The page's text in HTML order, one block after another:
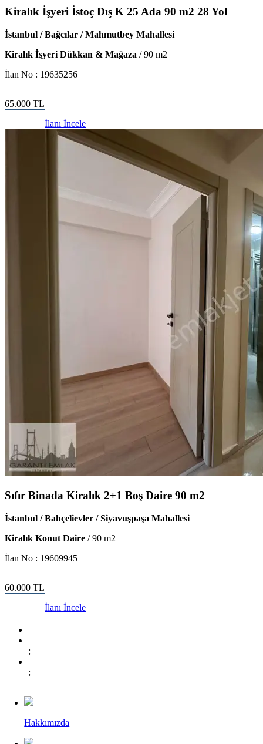
Kiralık İşyeri İstoç Dış K 25 Ada 90 m2 28 Yol
İstanbul / Bağcılar / Mahmutbey Mahallesi
Kiralık İşyeri Dükkan & Mağaza /90 m2
İlan No : 19635256
65.000 TL
İlanı İncele
Sıfır Binada Kiralık 2+1 Boş Daire 90 m2
İstanbul / Bahçelievler / Siyavuşpaşa Mahallesi
Kiralık Konut Daire /90 m2
İlan No : 19609945
60.000 TL
İlanı İncele
;
;
Hakkımızda